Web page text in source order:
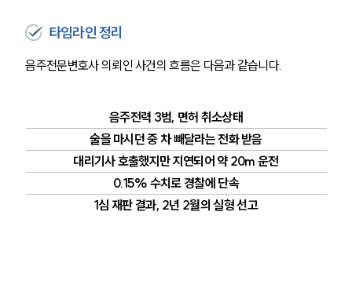
타임라인 정리
음주전문변호사 의뢰인 사건의 흐름은 다음과 같습니다.
음주전력 3범, 면허 취소상태
술을 마시던 중 차 빼달라는 전화 받음
대리기사 호출했지만 지연되어 약 20m 운전
0.15% 수치로 경찰에 단속
1심 재판 결과, 2년 2월의 실형 선고